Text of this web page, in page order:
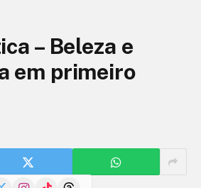
– Beleza e
em primeiro
InstagramTikTokThreads